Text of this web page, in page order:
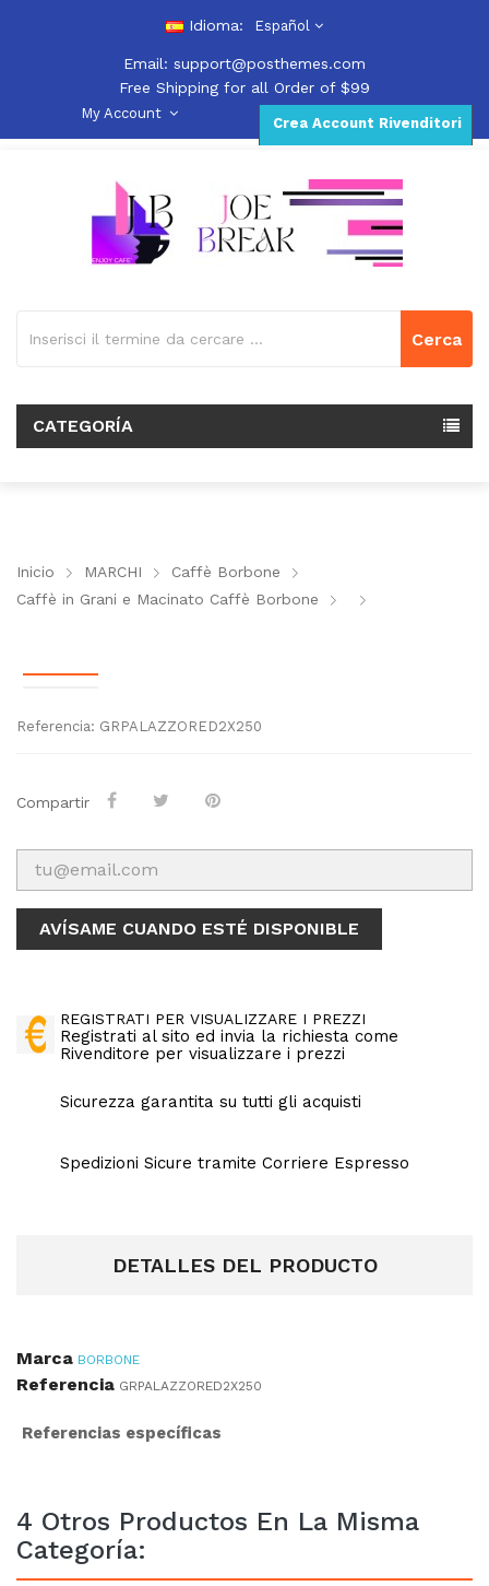
Idioma: Español
Email: support@posthemes.com
Free Shipping for all Order of $99
Crea Account Rivenditori
My Account
Cerca
CATEGORÍA
Inicio MARCHI
Caffè Borbone
Caffè in Grani e Macinato Caffè Borbone
Referencia: GRPALAZZORED2X250
Compartir
AVÍSAME CUANDO ESTÉ DISPONIBLE
REGISTRATI PER VISUALIZZARE I PREZZI
Registrati al sito ed invia la richiesta come
Rivenditore per visualizzare i prezzi
Sicurezza garantita su tutti gli acquisti
Spedizioni Sicure tramite Corriere Espresso
DETALLES DEL PRODUCTO
Marca BORBONE
Referencia GRPALAZZORED2X250
Referencias específicas
4 Otros Productos En La Misma
Categoría: